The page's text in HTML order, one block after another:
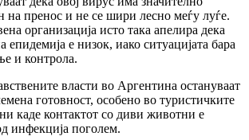
на пренос и не се шири лесно меѓу луѓе.
организација исто така апелира дека
епидемија е низок, иако ситуацијата бара
и контрола.
власти во Аргентина остануваат
готовност, особено во туристичките
каде контактот со диви животни е
инфекција поголем.